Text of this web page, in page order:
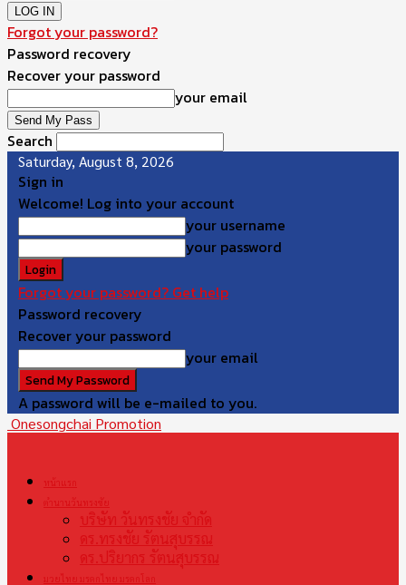
Forgot your password?
Password recovery
Recover your password
your email
Search
Saturday, August 8, 2026
Sign in
Welcome! Log into your account
your username
your password
Forgot your password? Get help
Password recovery
Recover your password
your email
A password will be e-mailed to you.
Onesongchai Promotion
หน้าแรก
ตำนานวันทรงชัย
บริษัท วันทรงชัย จำกัด
ดร.ทรงชัย รัตนสุบรรณ
ดร.ปริยากร รัตนสุบรรณ
มวยไทย มรดกไทย มรดกโลก